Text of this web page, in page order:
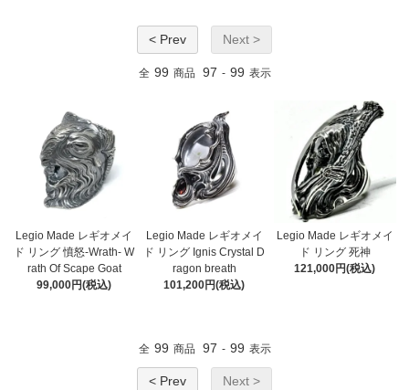
< Prev Next >
全 99 商品 97 - 99 表示
Legio Made レギオメイ
ド リング 憤怒-Wrath- W
rath Of Scape Goat
99,000円(税込)
Legio Made レギオメイ
ド リング Ignis Crystal D
ragon breath
101,200円(税込)
Legio Made レギオメイ
ド リング 死神
121,000円(税込)
全 99 商品 97 - 99 表示
< Prev Next >